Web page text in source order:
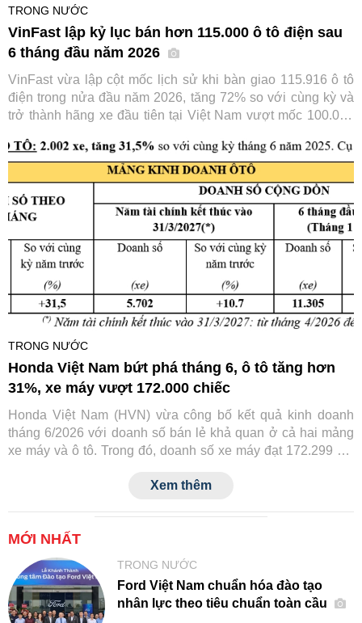
TRONG NƯỚC
VinFast lập kỷ lục bán hơn 115.000 ô tô điện sau
6 tháng đầu năm 2026
VinFast vừa lập cột mốc lịch sử khi bàn giao 115.916 ô tô
điện trong nửa đầu năm 2026, tăng 72% so với cùng kỳ và
trở thành hãng xe đầu tiên tại Việt Nam vượt mốc 100.000
số một của VinFast trên thị trường ô tô trong nước.
TRONG NƯỚC
Honda Việt Nam bứt phá tháng 6, ô tô tăng hơn
31%, xe máy vượt 172.000 chiếc
Honda Việt Nam (HVN) vừa công bố kết quả kinh doanh
tháng 6/2026 với doanh số bán lẻ khả quan ở cả hai mảng
xe máy và ô tô. Trong đó, doanh số xe máy đạt 172.299 xe,
Xem thêm
MỚI NHẤT
TRONG NƯỚC
Ford Việt Nam chuẩn hóa đào tạo
nhân lực theo tiêu chuẩn toàn cầu